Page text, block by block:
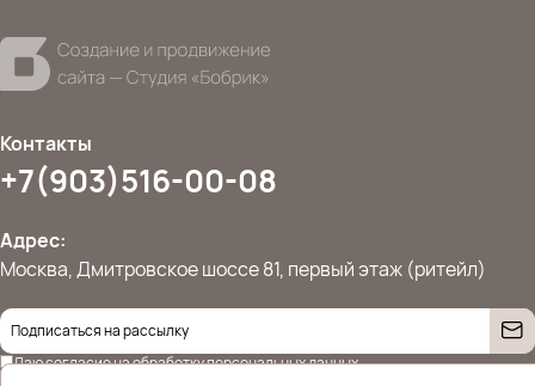
Контакты
+7(903)516-00-08
Адрес:
Москва, Дмитровское шоссе 81, первый этаж (ритейл)
Даю согласие наобработку персональных данных